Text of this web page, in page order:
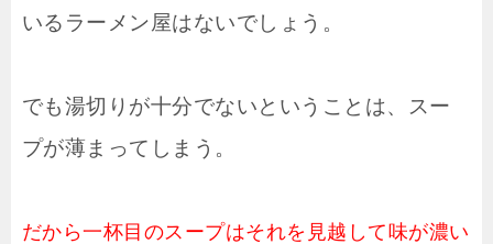
いるラーメン屋はないでしょう。
でも湯切りが十分でないということは、スー
プが薄まってしまう。
だから一杯目のスープはそれを見越して味が濃い